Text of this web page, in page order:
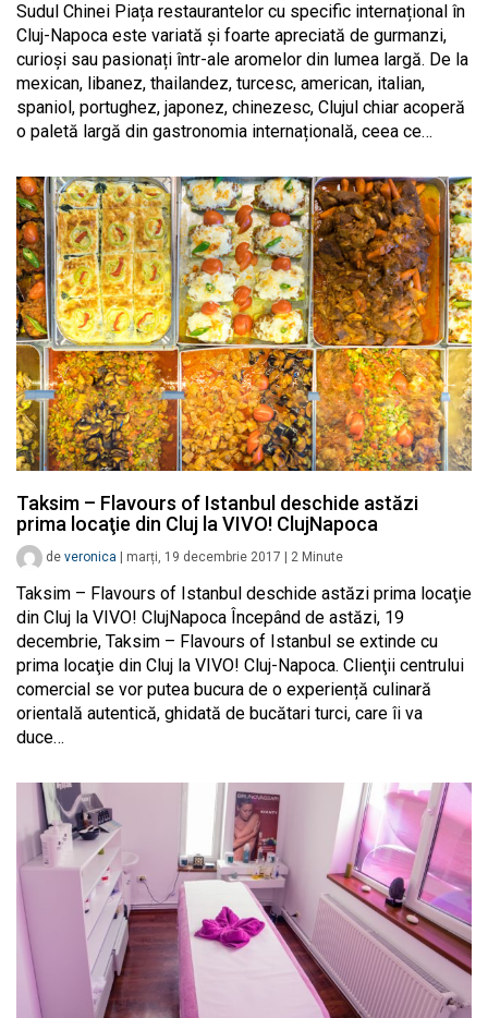
Sudul Chinei Piața restaurantelor cu specific internațional în
Cluj-Napoca este variată și foarte apreciată de gurmanzi,
curioși sau pasionați într-ale aromelor din lumea largă. De la
mexican, libanez, thailandez, turcesc, american, italian,
spaniol, portughez, japonez, chinezesc, Clujul chiar acoperă
o paletă largă din gastronomia internațională, ceea ce…
Taksim – Flavours of Istanbul deschide astăzi
prima locaţie din Cluj la VIVO! ClujNapoca
de veronica marți, 19 decembrie 2017 2 Minute
Taksim – Flavours of Istanbul deschide astăzi prima locaţie
din Cluj la VIVO! ClujNapoca Începând de astăzi, 19
decembrie, Taksim – Flavours of Istanbul se extinde cu
prima locaţie din Cluj la VIVO! Cluj-Napoca. Clienţii centrului
comercial se vor putea bucura de o experiență culinară
orientală autentică, ghidată de bucătari turci, care îi va
duce…